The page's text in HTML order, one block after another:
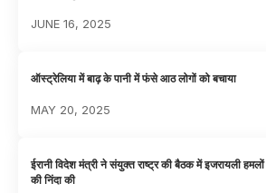
JUNE 16, 2025
ऑस्ट्रेलिया में बाढ़ के पानी में फंसे आठ लोगों को बचाया
MAY 20, 2025
ईरानी विदेश मंत्री ने संयुक्त राष्ट्र की बैठक में इजरायली हमलों
की निंदा की